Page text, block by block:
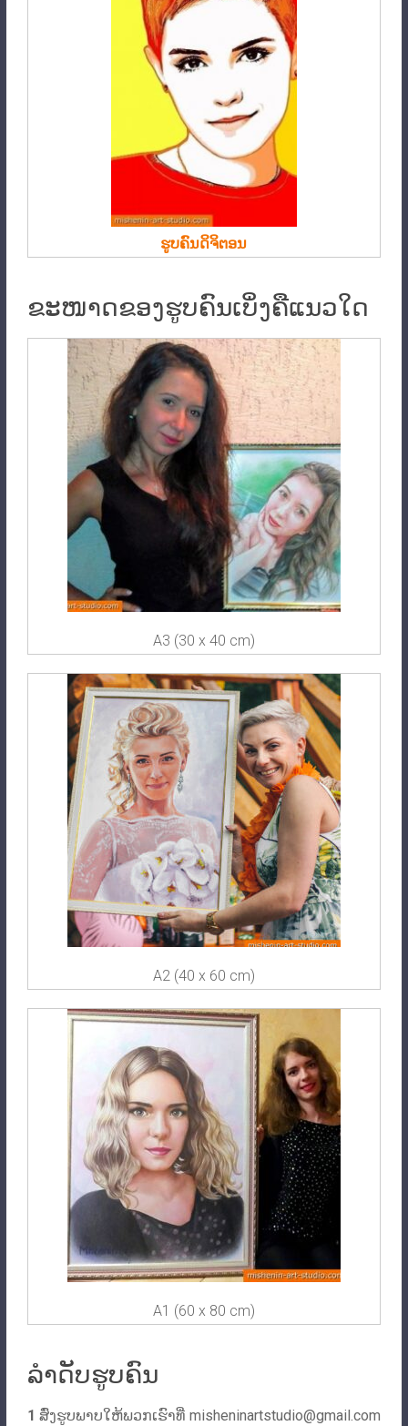
ຮູບຄົນດິຈິຕອນ
ຂະໜາດຂອງຮູບຄົນເບິ່ງຄືແນວໃດ
A3 (30 x 40 cm)
A2 (40 x 60 cm)
A1 (60 x 80 cm)
ລຳດັບຮູບຄົນ
1 ສົ່ງ​ຮູບ​ພາບ​ໃຫ້​ພວກ​ເຮົາ​ທີ່misheninartstudio@gmail.com